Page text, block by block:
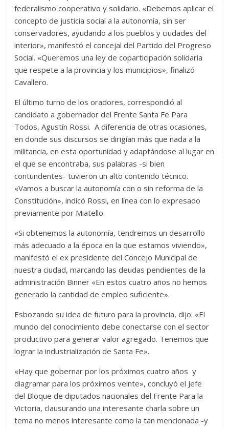
federalismo cooperativo y solidario. «Debemos aplicar el
concepto de justicia social a la autonomía, sin ser
conservadores, ayudando a los pueblos y ciudades del
interior», manifestó el concejal del Partido del Progreso
Social. «Queremos una ley de coparticipación solidaria
que respete a la provincia y los municipios», finalizó
Cavallero.
El último turno de los oradores, correspondió al
candidato a gobernador del Frente Santa Fe Para
Todos, Agustín Rossi. A diferencia de otras ocasiones,
en donde sus discursos se dirigían más que nada a la
militancia, en esta oportunidad y adaptándose al lugar en
el que se encontraba, sus palabras -si bien
contundentes- tuvieron un alto contenido técnico.
«Vamos a buscar la autonomía con o sin reforma de la
Constitución», indicó Rossi, en línea con lo expresado
previamente por Miatello.
«Si obtenemos la autonomía, tendremos un desarrollo
más adecuado a la época en la que estamos viviendo»,
manifestó el ex presidente del Concejo Municipal de
nuestra ciudad, marcando las deudas pendientes de la
administración Binner «En estos cuatro años no hemos
generado la cantidad de empleo suficiente».
Esbozando su idea de futuro para la provincia, dijo: «El
mundo del conocimiento debe conectarse con el sector
productivo para generar valor agregado. Tenemos que
lograr la industrialización de Santa Fe».
«Hay que gobernar por los próximos cuatro años y
diagramar para los próximos veinte», concluyó el Jefe
del Bloque de diputados nacionales del Frente Para la
Victoria, clausurando una interesante charla sobre un
tema no menos interesante como la tan mencionada -y